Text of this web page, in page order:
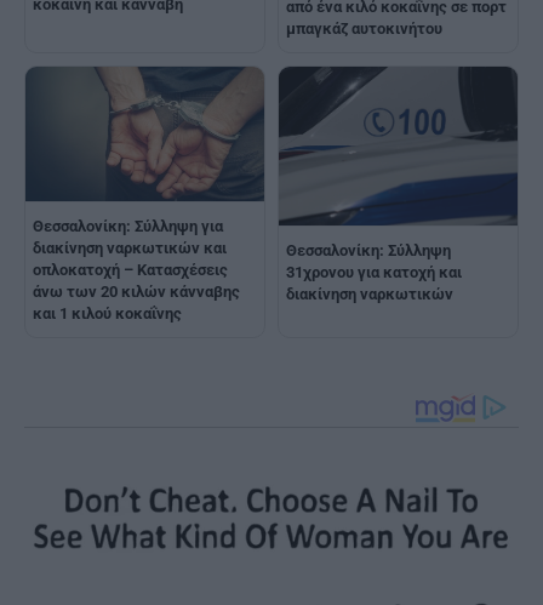
κοκαΐνη και κάνναβη
από ένα κιλό κοκαΐνης σε πορτ
μπαγκάζ αυτοκινήτου
Θεσσαλονίκη: Σύλληψη για
διακίνηση ναρκωτικών και
οπλοκατοχή – Κατασχέσεις
άνω των 20 κιλών κάνναβης
και 1 κιλού κοκαΐνης
Θεσσαλονίκη: Σύλληψη
31χρονου για κατοχή και
διακίνηση ναρκωτικών